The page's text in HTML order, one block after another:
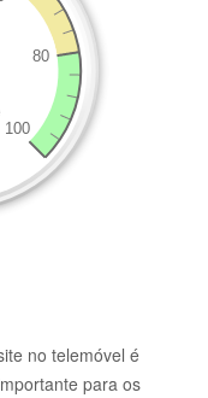
no telemóvel é
para os